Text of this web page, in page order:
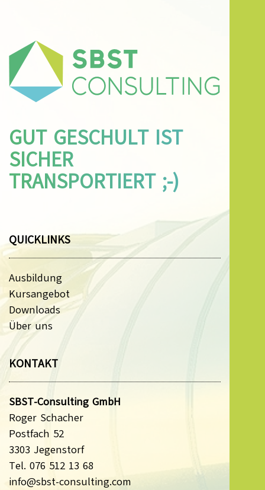
GUT GESCHULT IST
SICHER
TRANSPORTIERT ;-)
QUICKLINKS
Ausbildung
Kursangebot
Downloads
Über uns
KONTAKT
SBST-Consulting GmbH
Roger Schacher
Postfach 52
3303 Jegenstorf
Tel. 076 512 13 68
info@sbst-consulting.com